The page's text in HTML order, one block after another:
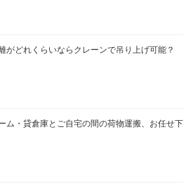
がどれくらいならクレーンで吊り上げ可能？
ム・貸倉庫とご自宅の間の荷物運搬、お任せ下